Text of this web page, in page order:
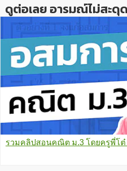
ดูต่อเลย อารมณ์ไม่สะดุด
รวมคลิปสอนคณิต ม.3 โดยครูพี่โต๋